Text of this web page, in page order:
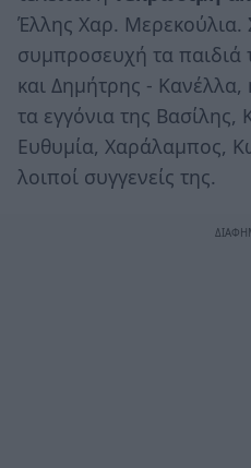
Έλλης Χαρ. Μερεκούλια.
συμπροσευχή τα παιδιά
και Δημήτρης -
τα εγγόνια της Βασίλης,
Ευθυμία, Χαράλαμπος,
λοιποί συγγενείς της.